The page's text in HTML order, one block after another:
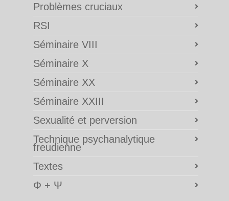
Problèmes cruciaux
RSI
Séminaire VIII
Séminaire X
Séminaire XX
Séminaire XXIII
Sexualité et perversion
Technique psychanalytique
freudienne
Textes
Φ + Ψ